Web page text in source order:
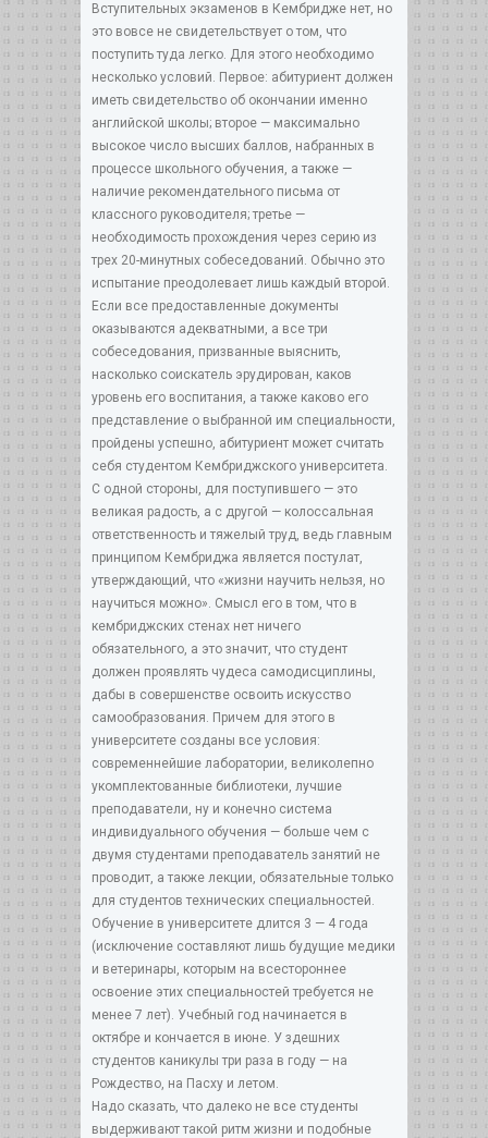
Вступительных экзаменов в Кембридже нет, но
это вовсе не свидетельствует о том, что
поступить туда легко. Для этого необходимо
несколько условий. Первое: абитуриент должен
иметь свидетельство об окончании именно
английской школы; второе — максимально
высокое число высших баллов, набранных в
процессе школьного обучения, а также —
наличие рекомендательного письма от
классного руководителя; третье —
необходимость прохождения через серию из
трех 20-минутных собеседований. Обычно это
испытание преодолевает лишь каждый второй.
Если все предоставленные документы
оказываются адекватными, а все три
собеседования, призванные выяснить,
насколько соискатель эрудирован, каков
уровень его воспитания, а также каково его
представление о выбранной им специальности,
пройдены успешно, абитуриент может считать
себя студентом Кембриджского университета.
С одной стороны, для поступившего — это
великая радость, а с другой — колоссальная
ответственность и тяжелый труд, ведь главным
принципом Кембриджа является постулат,
утверждающий, что «жизни научить нельзя, но
научиться можно». Смысл его в том, что в
кембриджских стенах нет ничего
обязательного, а это значит, что студент
должен проявлять чудеса самодисциплины,
дабы в совершенстве освоить искусство
самообразования. Причем для этого в
университете созданы все условия:
современнейшие лаборатории, великолепно
укомплектованные библиотеки, лучшие
преподаватели, ну и конечно система
индивидуального обучения — больше чем с
двумя студентами преподаватель занятий не
проводит, а также лекции, обязательные только
для студентов технических специальностей.
Обучение в университете длится 3 — 4 года
(исключение составляют лишь будущие медики
и ветеринары, которым на всестороннее
освоение этих специальностей требуется не
менее 7 лет). Учебный год начинается в
октябре и кончается в июне. У здешних
студентов каникулы три раза в году — на
Рождество, на Пасху и летом.
Надо сказать, что далеко не все студенты
выдерживают такой ритм жизни и подобные